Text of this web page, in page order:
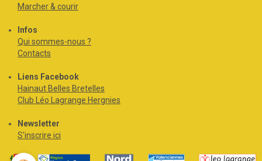
Marcher & courir
Infos
Qui sommes-nous ?
Contacts
Liens Facebook
Hainaut Belles Bretelles
Club Léo Lagrange Hergnies
Newsletter
S'inscrire ici